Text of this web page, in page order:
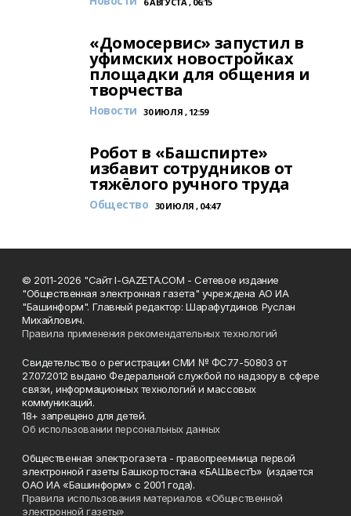
«Домосервис» запустил в
уфимских новостройках
площадки для общения и
творчества
Новости 30 ИЮЛЯ , 12:59
Робот в «Башспирте»
избавит сотрудников от
тяжёлого ручного труда
Общество 30 ИЮЛЯ , 04:47
© 2011-2026 "Сайт I-GAZETA.COM - Сетевое издание
"Общественная электронная газета" учреждена АО ИА
"Башинформ". Главный редактор: Шарафутдинов Руслан
Михайлович.
Правила применения рекомендательных технологий
Свидетельство о регистрации СМИ № ФС77-50803 от
27.07.2012 выдано Федеральной службой по надзору в сфере
связи, информационных технологий и массовых
коммуникаций.
18+ запрещено для детей.
Об использовании персональных данных
Общественная электрогазета - правопреемница первой
электронной газеты Башкортостана «БАШвестЪ» (издается
ОАО ИА «Башинформ» с 2001 года).
Правила использования материалов «Общественной
электронной газеты»